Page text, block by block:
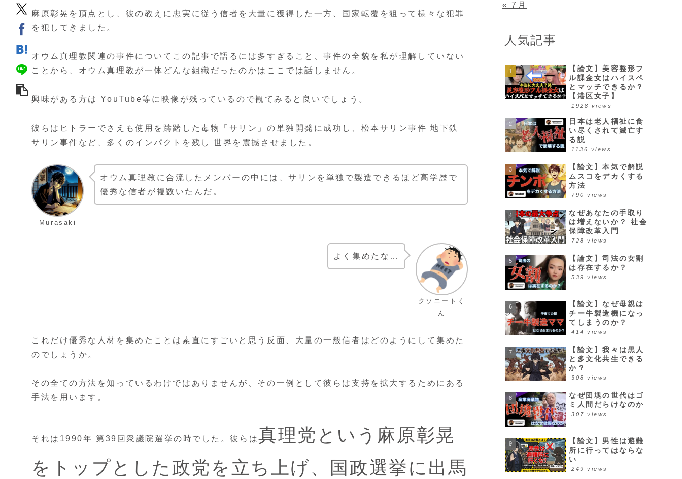
麻原彰晃を頂点とし、彼の教えに忠実に従う信者を大量に獲得した一方、国家転覆を狙って様々な犯罪
を犯してきました。
オウム真理教関連の事件についてこの記事で語るには多すぎること、事件の全貌を私が理解していない
ことから、オウム真理教が一体どんな組織だったのかはここでは話しません。
興味がある方は YouTube等に映像が残っているので観てみると良いでしょう。
彼らはヒトラーでさえも使用を躊躇した毒物「サリン」の単独開発に成功し、松本サリン事件 地下鉄
サリン事件など、多くのインパクトを残し 世界を震撼させました。
Murasaki
オウム真理教に合流したメンバーの中には、サリンを単独で製造できるほど高学歴で
優秀な信者が複数いたんだ。
クソニートく
ん
よく集めたな…
これだけ優秀な人材を集めたことは素直にすごいと思う反面、大量の一般信者はどのようにして集めた
のでしょうか。
その全ての方法を知っているわけではありませんが、その一例として彼らは支持を拡大するためにある
手法を用います。
それは1990年 第39回衆議院選挙の時でした。彼らは真理党という麻原彰晃
をトップとした政党を立ち上げ、国政選挙に出馬
« 7月
人気記事
【論文】美容整形フ
ル課金女はハイスペ
とマッチできるか？
【港区女子】
1928 views
日本は老人福祉に食
い尽くされて滅亡す
る説
1136 views
【論文】本気で解説
ムスコをデカくする
方法
790 views
なぜあなたの手取り
は増えないか？ 社会
保障改革入門
728 views
【論文】司法の女割
は存在するか？
539 views
【論文】なぜ母親は
チー牛製造機になっ
てしまうのか？
414 views
【論文】我々は黒人
と多文化共生できる
か？
308 views
なぜ団塊の世代はゴ
ミ人間だらけなのか
307 views
【論文】男性は避難
所に行ってはならな
い
249 views